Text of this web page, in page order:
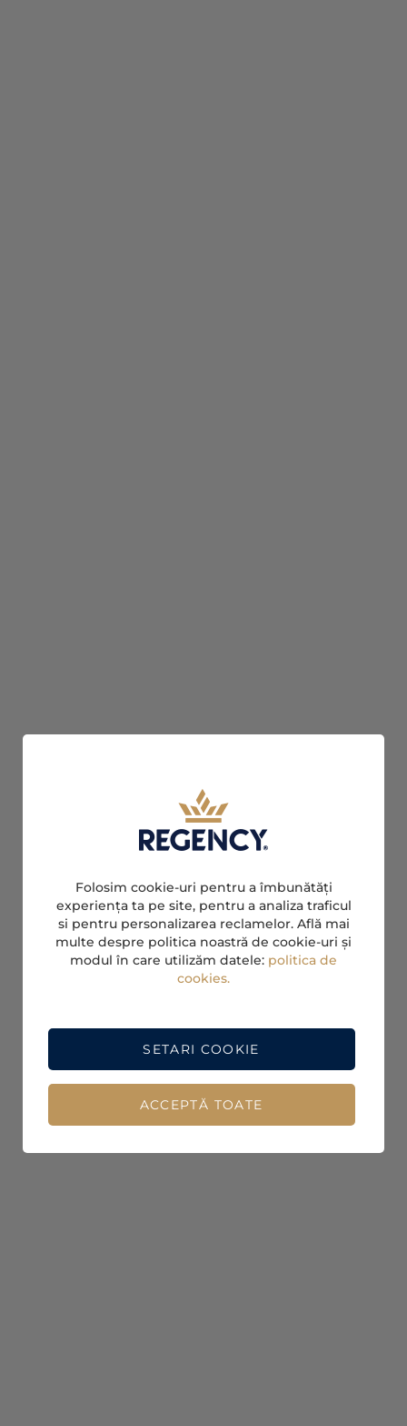
Folosim cookie-uri pentru a îmbunătăți
experiența ta pe site, pentru a analiza traficul
si pentru personalizarea reclamelor. Află mai
multe despre politica noastră de cookie-uri și
modul în care utilizăm datele: politica de
cookies.
ACCEPTĂ TOATE
SETARI COOKIE